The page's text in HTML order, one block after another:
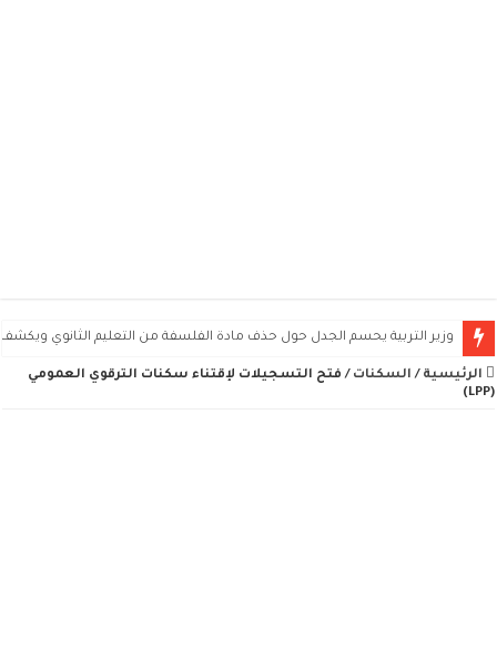
وزير التربية يحسم الجدل حول حذف مادة الفلسفة من التعليم الثانوي ويكشف
الرئيسية / السكنات / فتح التسجيلات لإقتناء سكنات الترقوي العمومي
(LPP)